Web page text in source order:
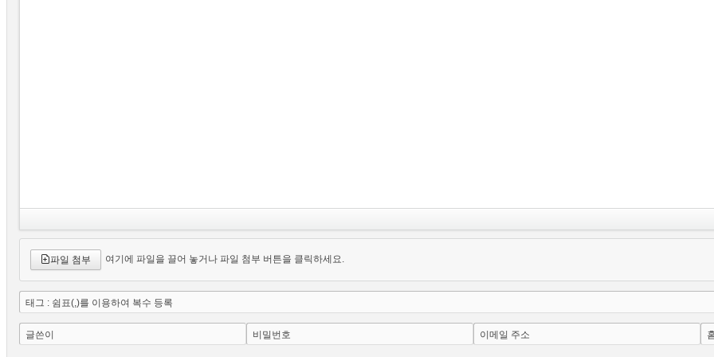
파일 첨부 여기에 파일을 끌어 놓거나 파일 첨부 버튼을 클릭하세요.
태그 : 쉼표(,)를 이용하여 복수 등록
글쓴이 비밀번호 이메일 주소